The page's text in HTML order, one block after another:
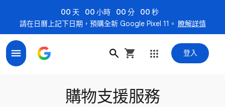
00 天 00 小時 00 分
00 秒
請在日曆上記下日期，預購全新 Google Pixel 11。 瞭解詳情
登入
購物支援服務